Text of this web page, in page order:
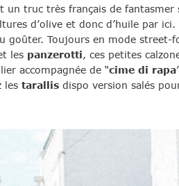
un truc très français de
d’olive et donc d’huile par ici.
goûter. Toujours en mode street-
les panzerotti, ces petites
accompagnée de “cime di rapa
les tarallis dispo version salés